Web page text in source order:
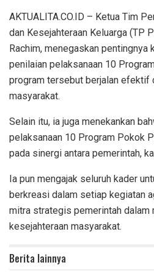
AKTUALITA.CO.ID – Ketua Tim
dan Kesejahteraan Keluarga (TP
Rachim, menegaskan pentingnya
penilaian pelaksanaan 10
program tersebut berjalan efektif
masyarakat.
Selain itu, ia juga menekankan
pelaksanaan 10 Program Pokok
pada sinergi antara pemerintah,
Ia pun mengajak seluruh kader
berkreasi dalam setiap kegiatan
mitra strategis pemerintah dalam
kesejahteraan masyarakat.
Berita lainnya